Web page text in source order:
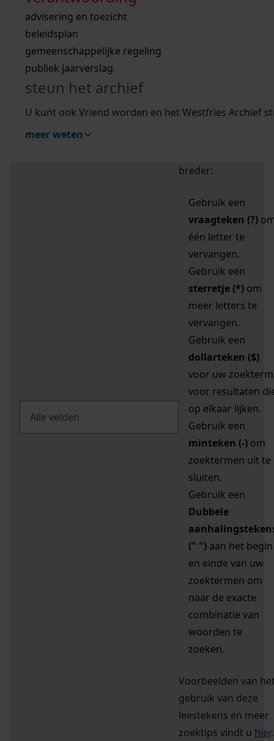
bouwvergunningen
omgevingsvergunningen
vergunningen
beeld en geluid
uitleg nodig?
Wij helpen u op weg met een aantal zoektips.
bekijk alle zoektips
Wij helpen u op weg met een aantal zoektips.
bekijk alle zoektips
bekijk ons geschiedenislokaal
advisering en toezicht
beleidsplan
gemeenschappelijke regeling
publiek jaarverslag
steun het archief
U kunt ook Vriend worden en het Westfries Archief
meer weten
zoektips
Mijn Studiezaal (inloggen)
uw zoekopdracht te
breder:
Gebruik een
vraagteken (?)
één letter te
vervangen.
Gebruik een
sterretje (*) om
meer letters te
vervangen.
Gebruik een
dollarteken ($)
voor uw zoekterm
voor resultaten
op elkaar lijken.
Gebruik een
minteken (-) om
zoektermen uit te
sluiten.
Gebruik een
Dubbele
(" ") aan het begin
en einde van uw
zoektermen om
naar de exacte
combinatie van
woorden te
zoeken.
Voorbeelden van
gebruik van deze
leestekens en meer
zoektips vindt u hier.